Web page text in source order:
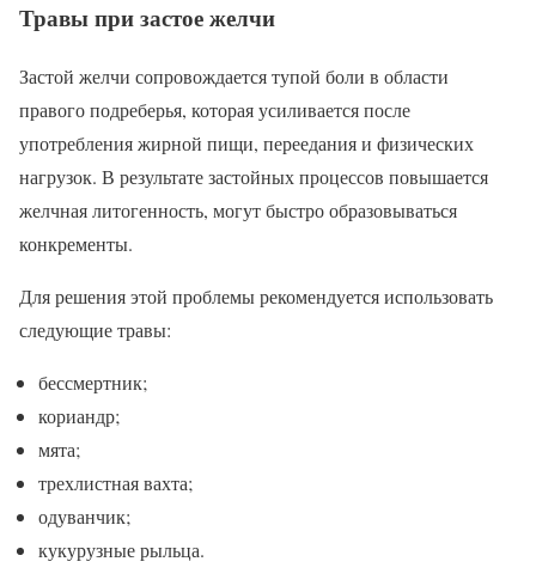
Травы при застое желчи
Застой желчи сопровождается тупой боли в области
правого подреберья, которая усиливается после
употребления жирной пищи, переедания и физических
нагрузок. В результате застойных процессов повышается
желчная литогенность, могут быстро образовываться
конкременты.
Для решения этой проблемы рекомендуется использовать
следующие травы:
бессмертник;
кориандр;
мята;
трехлистная вахта;
одуванчик;
кукурузные рыльца.